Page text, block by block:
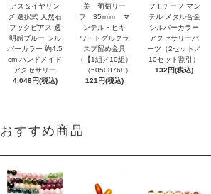
アス＆イヤリン
グ 選択式 天然石
フックピアス 透
明感ブルー シル
バーカラー 約4.5
cm ハンドメイド
アクセサリー
4,048円(税込)
美 葡萄リー
フ 35ｍｍ マ
ンテル・ヒキ
ワ・トグルクラ
スプ留め金具
（【1組／10組）
（50508768）
121円(税込)
フモチーフ マン
テル メタル合金
シルバーカラー
アクセサリーパ
ーツ（2セット／
10セット割引）
132円(税込)
おすすめ商品